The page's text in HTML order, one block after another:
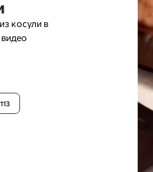
косули в
113